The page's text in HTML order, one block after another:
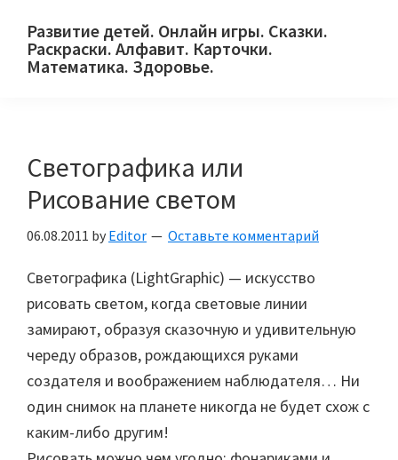
primary
main
primary
Развитие детей. Онлайн игры. Сказки.
Раскраски. Алфавит. Карточки.
Математика. Здоровье.
и
их
Светографика или
Рисование светом
06.08.2011 by Editor Оставьте комментарий
Светографика (LightGraphic) — искусство
рисовать светом, когда световые линии
замирают, образуя сказочную и удивительную
череду образов, рождающихся руками
создателя и воображением наблюдателя… Ни
один снимок на планете никогда не будет схож с
каким-либо другим!